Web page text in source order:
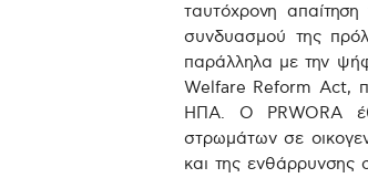
ταυτόχρονη
συνδυασμού της
παράλληλα με την
Welfare Reform Act,
ΗΠΑ. Ο PRWORA
στρωμάτων σε
και της ενθάρρυνσης